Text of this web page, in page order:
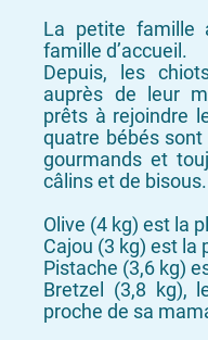
La petite famille
famille d’accueil.
Depuis, les
auprès de leur
prêts à rejoindre
quatre bébés sont
gourmands et
câlins et de bisous.
Olive (4 kg) est la
Cajou (3 kg) est la
Pistache (3,6 kg)
Bretzel (3,8 kg),
proche de sa